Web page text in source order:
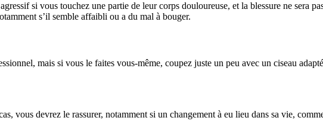
si vous touchez une partie de leur corps douloureuse, et la blessure ne sera
s’il semble affaibli ou a du mal à bouger.
mais si vous le faites vous-même, coupez juste un peu avec un ciseau
vous devrez le rassurer, notamment si un changement à eu lieu dans sa vie,